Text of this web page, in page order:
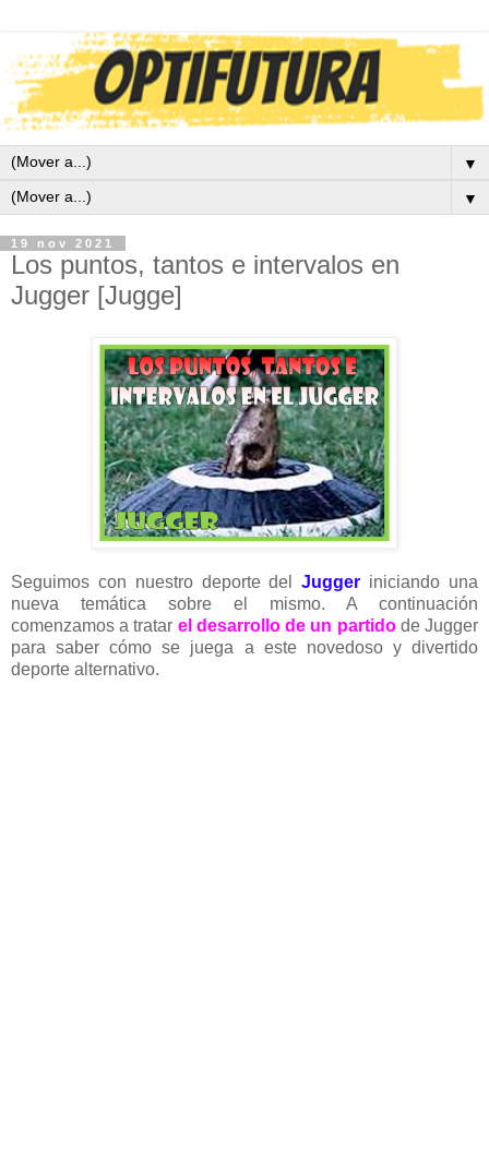
▼
▼
19 nov 2021
Los puntos, tantos e intervalos en
Jugger [Jugge]
Seguimos con nuestro deporte delJugger iniciando una
nueva temática sobre el mismo. A continuación
comenzamos a tratar el desarrollo de un partidode Jugger
para saber cómo se juega a este novedoso y divertido
deporte alternativo.